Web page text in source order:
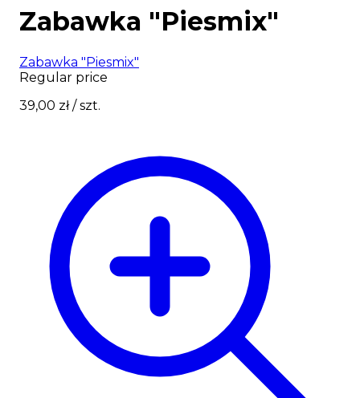
Zabawka "Piesmix"
Zabawka "Piesmix"
Regular price
39,00 zł/ szt.